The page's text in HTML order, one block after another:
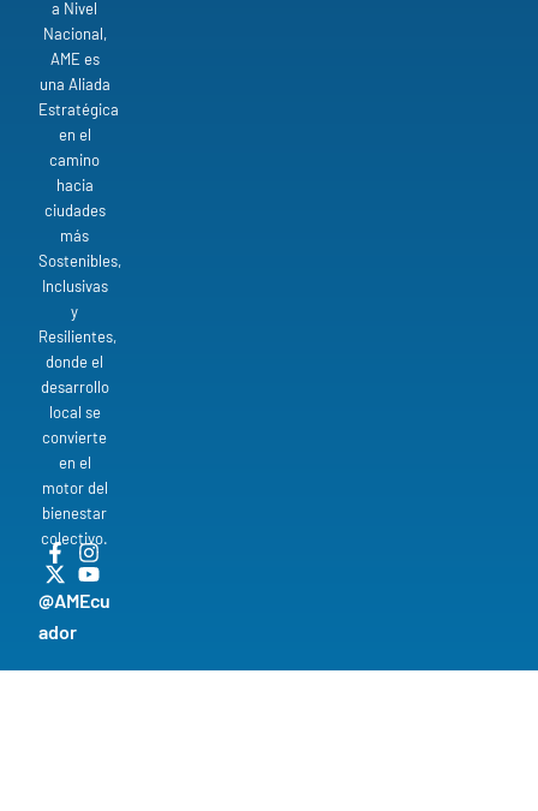
a Nivel
Nacional,
AME es
una Aliada
Estratégica
en el
camino
hacia
ciudades
más
Sostenibles,
Inclusivas
y
Resilientes,
donde el
desarrollo
local se
convierte
en el
motor del
bienestar
colectivo.
@AMEcu
ador